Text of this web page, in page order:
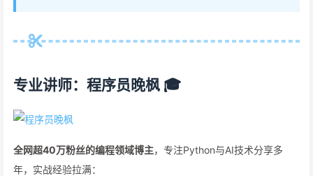
专业讲师：程序员晚枫 🎓
全网超40万粉丝的编程领域博主，专注Python与AI技术分享多
年，实战经验拉满：